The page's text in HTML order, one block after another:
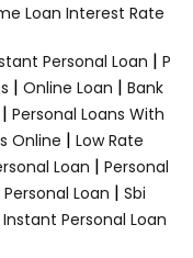
Loan Interest Rate
Personal Loan | P
| Online Loan | Bank
| Personal Loans With
Online | Low Rate
Loan | Personal
Loan | Sbi
Instant Personal Loan